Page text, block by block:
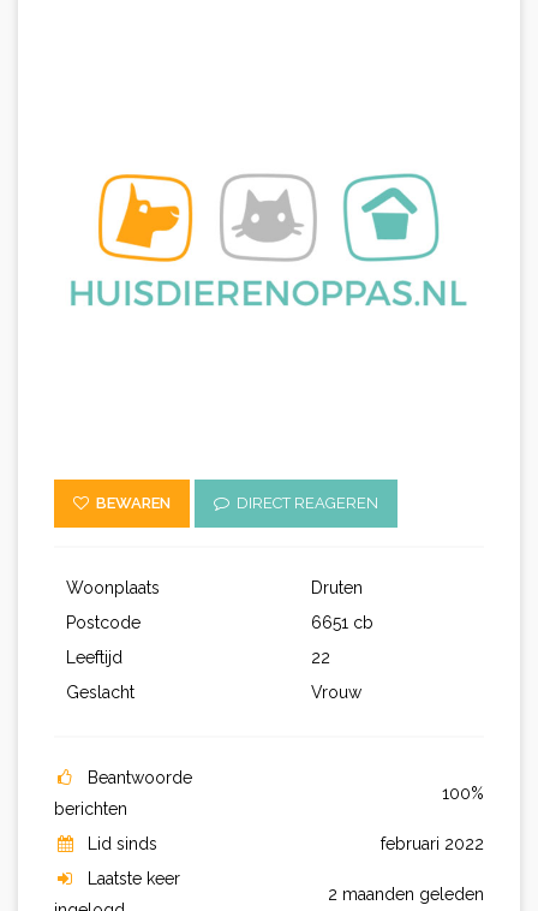
BEWAREN DIRECT REAGEREN
Woonplaats
Druten
Postcode
6651 cb
Leeftijd
22
Geslacht
Vrouw
Beantwoorde
berichten
100%
Lid sinds
februari 2022
Laatste keer
2 maanden geleden